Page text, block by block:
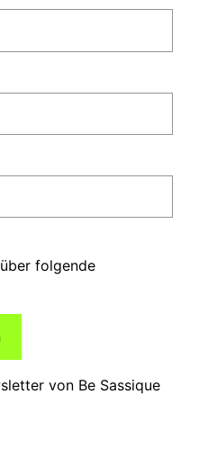
folgende
von Be Sassique